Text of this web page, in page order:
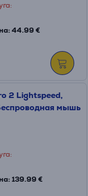
44.99 €
2 Lightspeed,
мышь
139.99 €